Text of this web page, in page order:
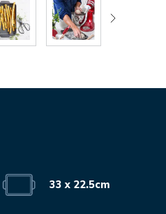
33 x 22.5cm